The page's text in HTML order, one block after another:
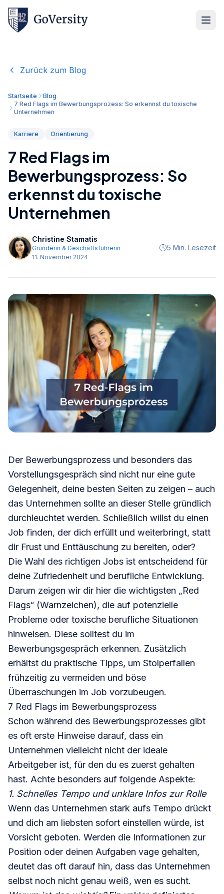
Zurück zum Blog
Startseite
Blog
7 Red Flags im Bewerbungsprozess: So erkennst du toxische
Unternehmen
Karriere Orientierung
7 Red Flags im
Bewerbungsprozess: So
erkennst du toxische
Unternehmen
Christine Stamatis
Gründerin & Geschäftsführerin
11. November 2024
5 Min. Lesezeit
Der Bewerbungsprozess und besonders das
Vorstellungsgespräch sind nicht nur eine gute
Gelegenheit, deine besten Seiten zu zeigen – auch
das Unternehmen sollte an dieser Stelle gründlich
durchleuchtet werden. Schließlich willst du einen
Job finden, der dich erfüllt und weiterbringt, statt
dir Frust und Enttäuschung zu bereiten, oder?
Die Wahl des richtigen Jobs ist entscheidend für
deine Zufriedenheit und berufliche Entwicklung.
Darum zeigen wir dir hier die wichtigsten „Red
Flags“ (Warnzeichen), die auf potenzielle
Probleme oder toxische berufliche Situationen
hinweisen. Diese solltest du im
Bewerbungsgespräch erkennen. Zusätzlich
erhältst du praktische Tipps, um Stolperfallen
frühzeitig zu vermeiden und böse
Überraschungen im Job vorzubeugen.
7 Red Flags im Bewerbungsprozess
Schon während des Bewerbungsprozesses gibt
es oft erste Hinweise darauf, dass ein
Unternehmen vielleicht nicht der ideale
Arbeitgeber ist, für den du es zuerst gehalten
hast. Achte besonders auf folgende Aspekte:
1. Schnelles Tempo und unklare Infos zur Rolle
Wenn das Unternehmen stark aufs Tempo drückt
und dich am liebsten sofort einstellen würde, ist
Vorsicht geboten. Werden die Informationen zur
Position oder deinen Aufgaben vage gehalten,
deutet das oft darauf hin, dass das Unternehmen
selbst noch nicht genau weiß, wen es sucht.